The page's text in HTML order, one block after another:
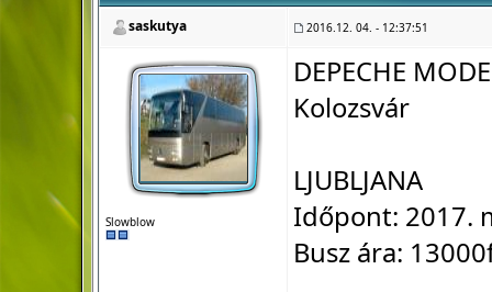
saskutya
2016.12. 04. - 12:37:51
Slowblow
DEPECHE
Kolozsvár
LJUBLJANA
Időpont: 2017.
Busz ára: